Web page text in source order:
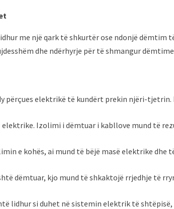
me një qark të shkurtër ose ndonjë dëmtim
dhe ndërhyrje për të shmangur
përçues elektrikë të kundërt prekin njëri-
Izolimi i dëmtuar i kabllove mund të
e kohës, ai mund të bëjë masë elektrike dhe
dëmtuar, kjo mund të shkaktojë rrjedhje të
lidhur si duhet në sistemin elektrik të